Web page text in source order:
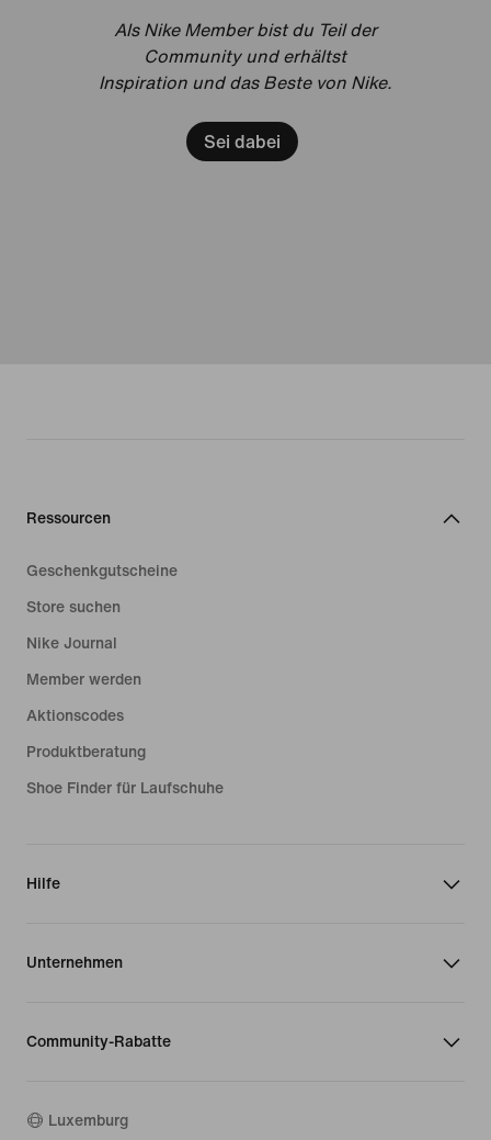
Als Nike Member bist du Teil der
Community und erhältst
Inspiration und das Beste von Nike.
Sei dabei
Ressourcen
Geschenkgutscheine
Store suchen
Nike Journal
Member werden
Aktionscodes
Produktberatung
Shoe Finder für Laufschuhe
Hilfe
Unternehmen
Community-Rabatte
Luxemburg